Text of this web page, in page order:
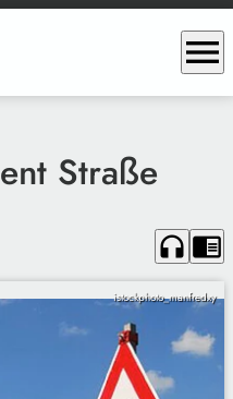
menu
Straße
headphones chrome_reader_mode
istockphoto_manfredxy